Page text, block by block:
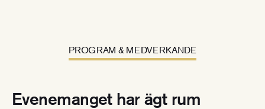
PROGRAM & MEDVERKANDE
Evenemanget har ägt rum